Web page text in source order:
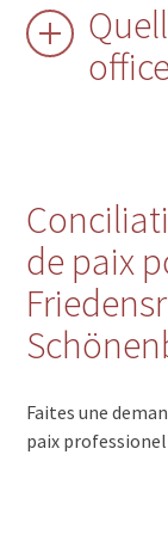
de paix
Faites une
paix